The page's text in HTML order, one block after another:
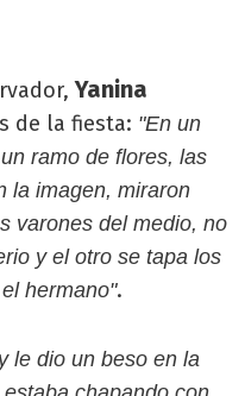
Yanina
de la fiesta: "En un
ramo de flores, las
la imagen, miraron
varones del medio, no
y el otro se tapa los
hermano".
le dio un beso en la